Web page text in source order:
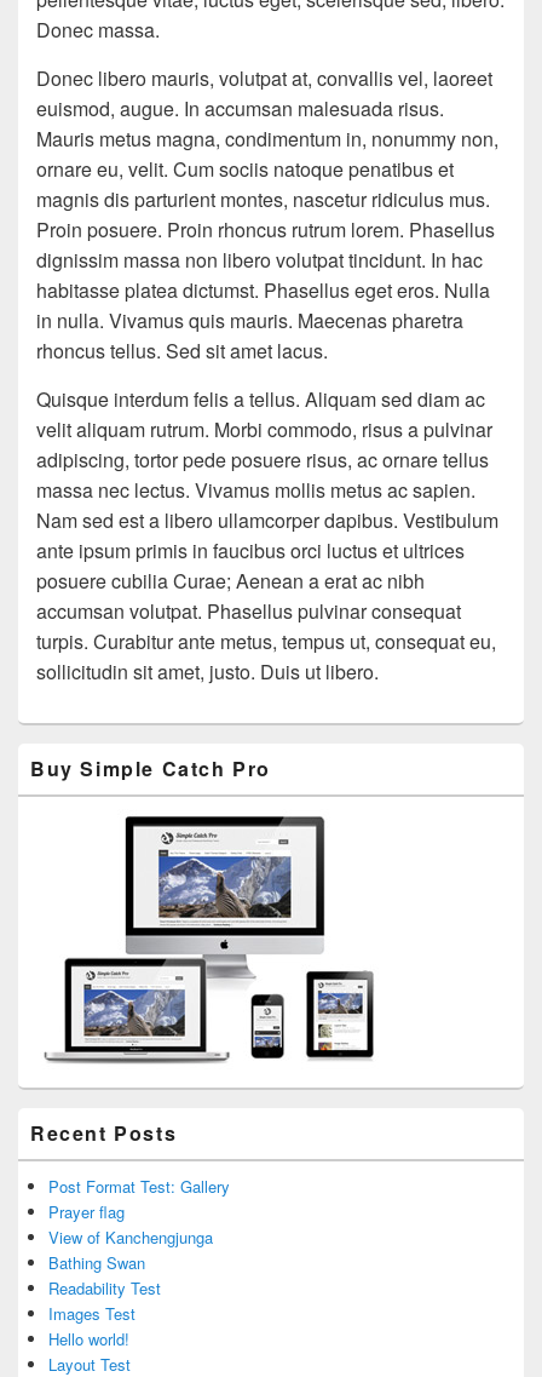
Donec massa.
Donec libero mauris, volutpat at, convallis vel, laoreet
euismod, augue. In accumsan malesuada risus.
Mauris metus magna, condimentum in, nonummy non,
ornare eu, velit. Cum sociis natoque penatibus et
magnis dis parturient montes, nascetur ridiculus mus.
Proin posuere. Proin rhoncus rutrum lorem. Phasellus
dignissim massa non libero volutpat tincidunt. In hac
habitasse platea dictumst. Phasellus eget eros. Nulla
in nulla. Vivamus quis mauris. Maecenas pharetra
rhoncus tellus. Sed sit amet lacus.
Quisque interdum felis a tellus. Aliquam sed diam ac
velit aliquam rutrum. Morbi commodo, risus a pulvinar
adipiscing, tortor pede posuere risus, ac ornare tellus
massa nec lectus. Vivamus mollis metus ac sapien.
Nam sed est a libero ullamcorper dapibus. Vestibulum
ante ipsum primis in faucibus orci luctus et ultrices
posuere cubilia Curae; Aenean a erat ac nibh
accumsan volutpat. Phasellus pulvinar consequat
turpis. Curabitur ante metus, tempus ut, consequat eu,
sollicitudin sit amet, justo. Duis ut libero.
Sidebar
Widget
Buy Simple Catch Pro
Recent Posts
Post Format Test: Gallery
Prayer flag
View of Kanchengjunga
Bathing Swan
Readability Test
Images Test
Hello world!
Layout Test